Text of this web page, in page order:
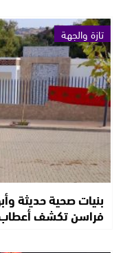
تازة والجهة
بنيات صحية حديثة
فراسن تكشف أعطاب